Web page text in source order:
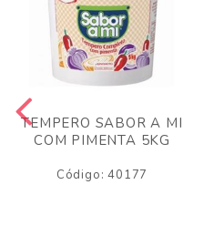
TEMPERO SABOR A MI
COM PIMENTA 5KG
Código: 40177